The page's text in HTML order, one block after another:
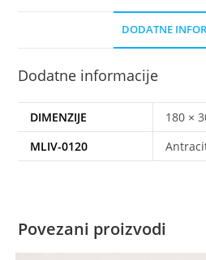
DODATNE
Dodatne informacije
DIMENZIJE
180 ×
MLIV-0120
Povezani proizvodi